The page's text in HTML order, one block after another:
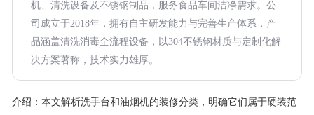
机、清洗设备及不锈钢制品，服务食品车间洁净需求。公
司成立于2018年，拥有自主研发能力与完善生产体系，产
品涵盖清洗消毒全流程设备，以304不锈钢材质与定制化解
决方案著称，技术实力雄厚。
介绍： 本文解析洗手台和油烟机的装修分类，明确它们属于硬装范